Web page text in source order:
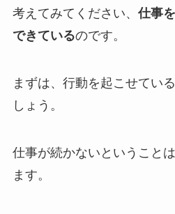
考えてみてください、 仕事
できているのです。
まずは、行動を起こせてい
しょう。
仕事が続かないということは
ます。